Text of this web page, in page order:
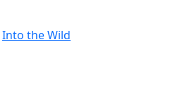
Into the Wild